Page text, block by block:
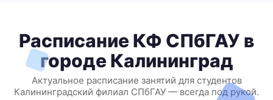
Расписание КФ СПбГАУ в
городе Калининград
Актуальное расписание занятий для студентов
Калининградский филиал СПбГАУ — всегда под рукой.